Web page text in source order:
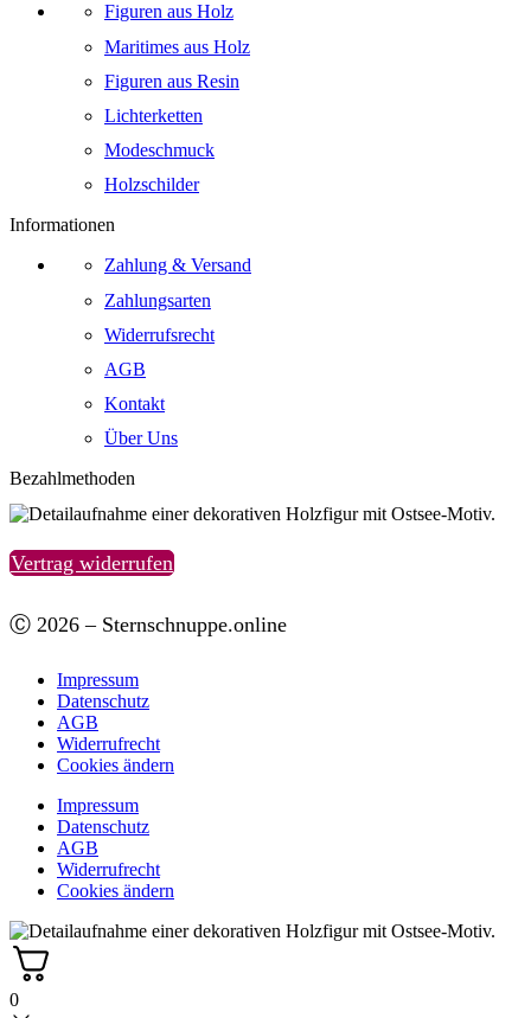
Figuren aus Holz
Maritimes aus Holz
Figuren aus Resin
Lichterketten
Modeschmuck
Holzschilder
Informationen
Zahlung & Versand
Zahlungsarten
Widerrufsrecht
AGB
Kontakt
Über Uns
Bezahlmethoden
Vertrag widerrufen
Ⓒ 2026 – Sternschnuppe.online
Impressum
Datenschutz
AGB
Widerrufrecht
Cookies ändern
Impressum
Datenschutz
AGB
Widerrufrecht
Cookies ändern
0